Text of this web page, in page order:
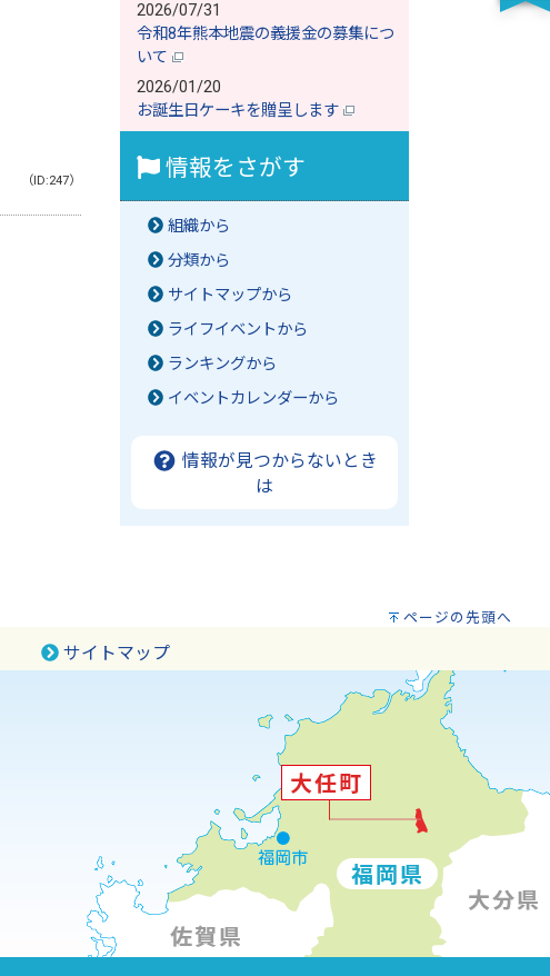
（ID:247）
2026/07/31
令和8年熊本地震の義援金の募集につ
いて
2026/01/20
お誕生日ケーキを贈呈します
情報をさがす
組織から
分類から
サイトマップから
ライフイベントから
ランキングから
イベントカレンダーから
情報が見つからないとき
は
ページの先頭へ
サイトマップ